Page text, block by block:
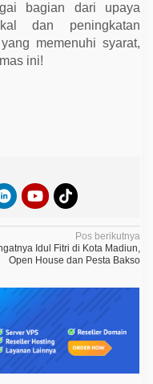
bagian dari upaya
dan peningkatan
memenuhi syarat,
ini!
Pos berikutnya
Idul Fitri di Kota Madiun,
Open House dan Pesta Bakso